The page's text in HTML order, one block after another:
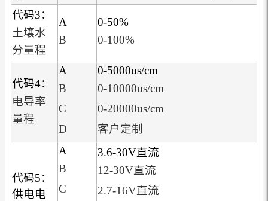
代码3：
土壤水
分量程
A
B
0-50%
0-100%
代码4：
电导率
量程
A
B
C
D
0-5000us/cm
0-10000us/cm
0-20000us/cm
客户定制
代码5：
供电电
A
B
C
3.6-30V直流
12-30V直流
2.7-16V直流